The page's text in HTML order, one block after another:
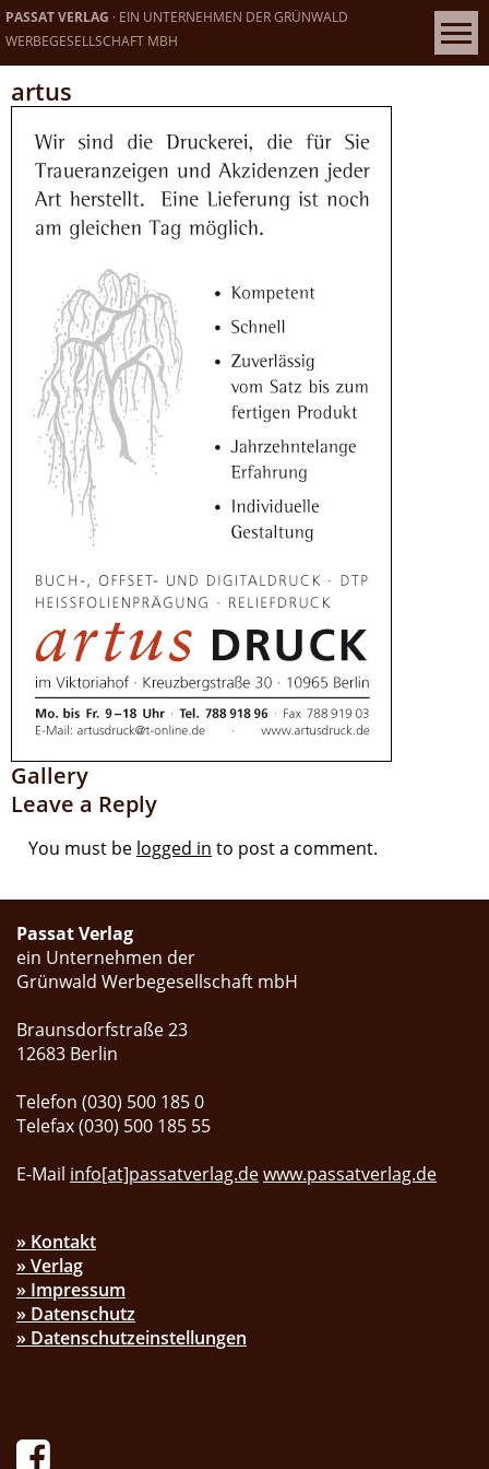
PASSAT VERLAG · EIN UNTERNEHMEN DER GRÜNWALD
WERBEGESELLSCHAFT MBH
artus
Gallery
Leave a Reply
You must be logged in to post a comment.
Passat Verlag
ein Unternehmen der
Grünwald Werbegesellschaft mbH
Braunsdorfstraße 23
12683 Berlin
Telefon (030) 500 185 0
Telefax (030) 500 185 55
E-Mail info[at]passatverlag.dewww.passatverlag.de
» Kontakt
» Verlag
» Impressum
» Datenschutz
» Datenschutzeinstellungen